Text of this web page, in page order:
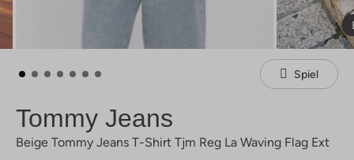
Spiel
Tommy Jeans
Beige Tommy Jeans T-Shirt Tjm Reg La Waving Flag Ext